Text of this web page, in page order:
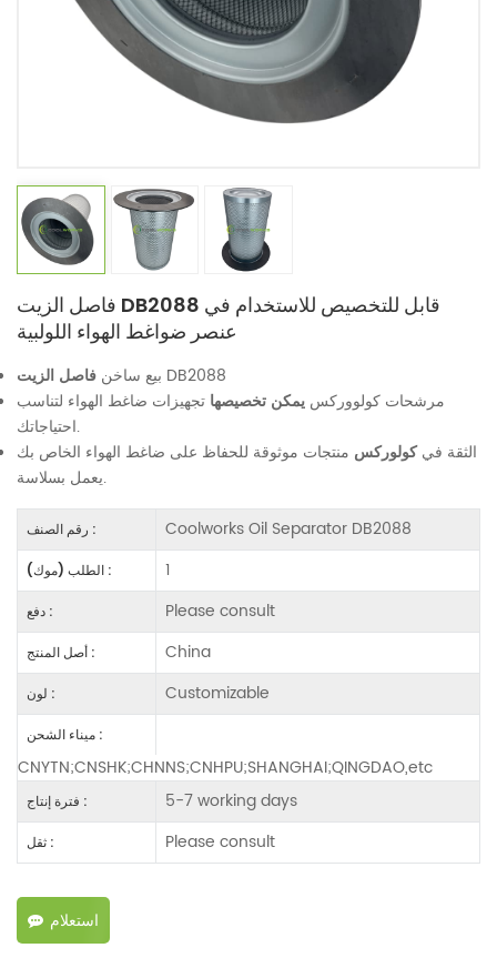
فاصل الزيت DB2088 قابل للتخصيص للاستخدام في
عنصر ضواغط الهواء اللولبية
بيع ساخن DB2088
مرشحات كولووركس يمكن تخصيصها تجهيزات ضاغط الهواء لتناسب
احتياجاتك.
الثقة فيكولوركس منتجات موثوقة للحفاظ على ضاغط الهواء الخاص بك
يعمل بسلاسة.
رقم الصنف : Coolworks Oil Separator DB2088
الطلب (موك) : 1
دفع : Please consult
أصل المنتج : China
لون : Customizable
ميناء الشحن :
CNYTN;CNSHK;CHNNS;CNHPU;SHANGHAI;QINGDAO,etc
فترة إنتاج : 5-7 working days
ثقل : Please consult
استعلام